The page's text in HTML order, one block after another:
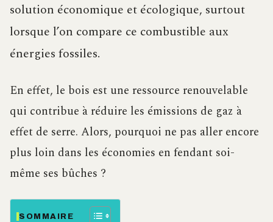
solution économique et écologique, surtout
lorsque l’on compare ce combustible aux
énergies fossiles.
En effet, le bois est une ressource renouvelable
qui contribue à réduire les émissions de gaz à
effet de serre. Alors, pourquoi ne pas aller encore
plus loin dans les économies en fendant soi-
même ses bûches ?
SOMMAIRE